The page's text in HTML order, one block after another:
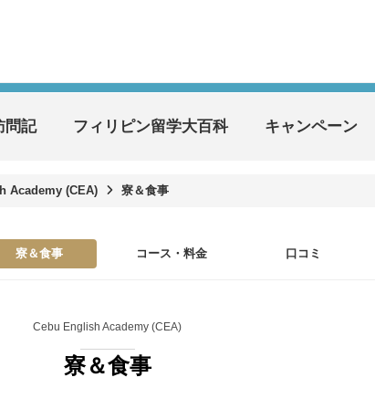
問記 フィリピン留学大百科 キャンペーン
Academy (CEA) 寮＆食事
寮＆食事 コース・料金 口コミ
Cebu English Academy (CEA)
寮＆食事